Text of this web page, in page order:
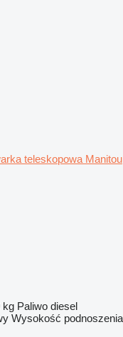
teleskopowa Manitou
kg Paliwo diesel
Wysokość podnoszenia